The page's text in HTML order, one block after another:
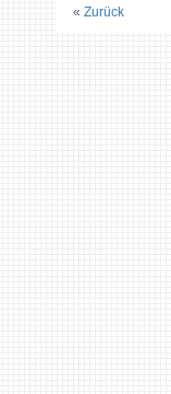
« Zurück